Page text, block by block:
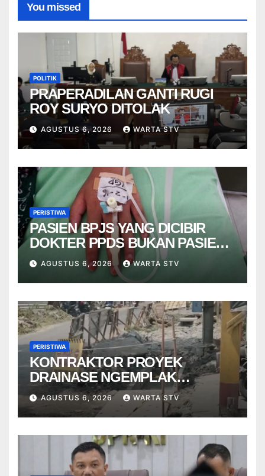
You missed
POLITIK
PRAPERADILAN GANTI RUGI
ROY SURYO DITOLAK
AGUSTUS 6, 2026 WARTA STV
PERISTIWA
PASIEN BPJS YANG DICIBIR
DOKTER PPDS BUKAN PASIEN
RSUP DR. SARDJITO
AGUSTUS 6, 2026 WARTA STV
PERISTIWA
KONTRAKTOR PROYEK
DRAINASE NGEMPLAK
DISANKSI USAI WARGA
TERPELESET
AGUSTUS 6, 2026 WARTA STV